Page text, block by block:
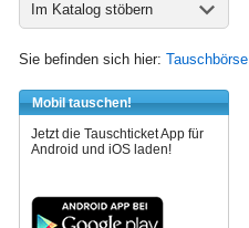
Im Katalog stöbern
Sie befinden sich hier: Tauschbörse
Mobil tauschen!
Jetzt die Tauschticket App für
Android und iOS laden!